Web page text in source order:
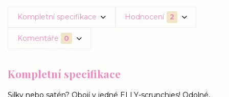
Kompletní specifikace Hodnocení 2
Komentáře 0
Kompletní specifikace
Silky nebo satén? Obojí v jedné ELLY-scrunchies! Odolné,